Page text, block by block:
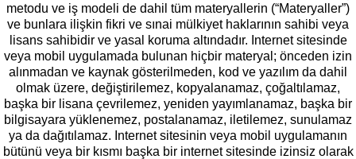
metodu ve iş modeli de dahil tüm materyallerin (“Materyaller”)
ve bunlara ilişkin fikri ve sınai mülkiyet haklarının sahibi veya
lisans sahibidir ve yasal koruma altındadır. Internet sitesinde
veya mobil uygulamada bulunan hiçbir materyal; önceden izin
alınmadan ve kaynak gösterilmeden, kod ve yazılım da dahil
olmak üzere, değiştirilemez, kopyalanamaz, çoğaltılamaz,
başka bir lisana çevrilemez, yeniden yayımlanamaz, başka bir
bilgisayara yüklenemez, postalanamaz, iletilemez, sunulamaz
ya da dağıtılamaz. Internet sitesinin veya mobil uygulamanın
bütünü veya bir kısmı başka bir internet sitesinde izinsiz olarak